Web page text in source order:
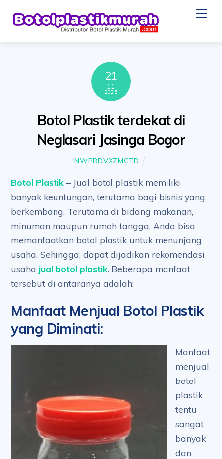
21
11
2025
Botol Plastik terdekat di
Neglasari Jasinga Bogor
NWPRDVXZMGTD
Botol Plastik – Jual botol plastik memiliki
banyak keuntungan, terutama bagi bisnis yang
berkembang. Terutama di bidang makanan,
minuman maupun rumah tangga, Anda bisa
memanfaatkan botol plastik untuk menunjang
usaha. Sehingga, dapat dijadikan rekomendasi
usaha jual botol plastik. Beberapa manfaat
tersebut di antaranya adalah:
Manfaat Menjual Botol Plastik
yang Diminati:
Manfaat
menjual
botol
plastik
tentu
sangat
banyak
dan